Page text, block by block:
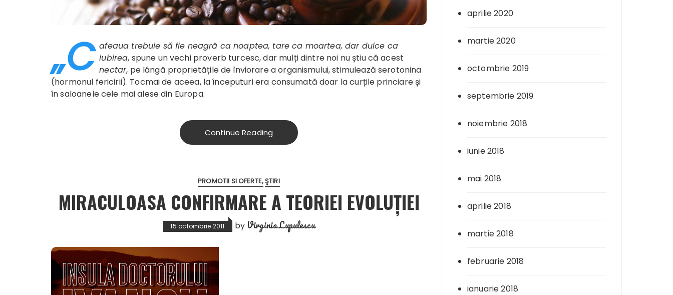
„C afeaua trebuie să fie neagră ca noaptea, tare ca moartea, dar dulce ca
iubirea, spune un vechi proverb turcesc, dar mulți dintre noi nu știu că acest
nectar, pe lângă proprietățile de înviorare a organismului, stimulează serotonina
(hormonul fericirii). Tocmai de aceea, la începuturi era consumată doar la curțile princiare și
în saloanele cele mai alese din Europa.
Continue Reading
PROMOTII SI OFERTE ŞTIRI
MIRACULOASA CONFIRMARE A TEORIEI EVOLUŢIEI
15 octombrie 2011 by Virginia Lupulescu
aprilie 2020
martie 2020
octombrie 2019
septembrie 2019
noiembrie 2018
iunie 2018
mai 2018
aprilie 2018
martie 2018
februarie 2018
ianuarie 2018